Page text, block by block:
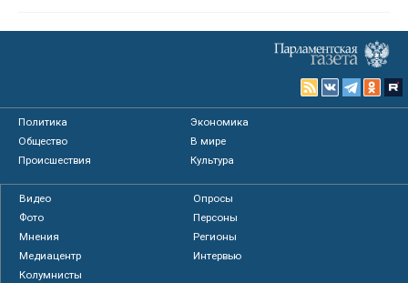
Политика
Экономика
Общество
В мире
Происшествия
Культура
Видео
Опросы
Фото
Персоны
Мнения
Регионы
Медиацентр
Интервью
Колумнисты